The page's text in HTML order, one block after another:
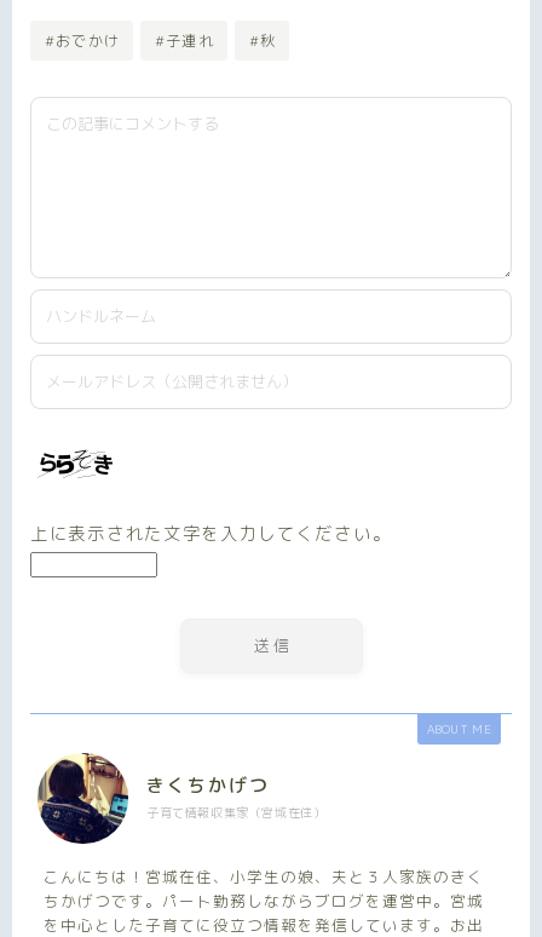
#おでかけ #子連れ #秋
上に表示された文字を入力してください。
ABOUT ME
きくちかげつ
子育て情報収集家（宮城在住）
こんにちは！宮城在住、小学生の娘、夫と３人家族のきく
ちかげつです。パート勤務しながらブログを運営中。宮城
を中心とした子育てに役立つ情報を発信しています。お出